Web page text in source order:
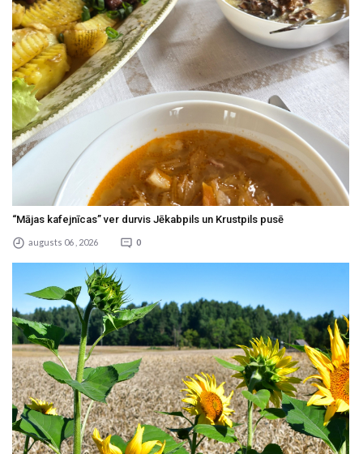
“Mājas kafejnīcas” ver durvis Jēkabpils un Krustpils pusē
augusts 06 , 2026 0